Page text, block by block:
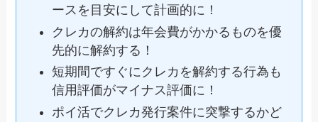
ースを目安にして計画的に！
クレカの解約は年会費がかかるものを優
先的に解約する！
短期間ですぐにクレカを解約する行為も
信用評価がマイナス評価に！
ポイ活でクレカ発行案件に突撃するかど